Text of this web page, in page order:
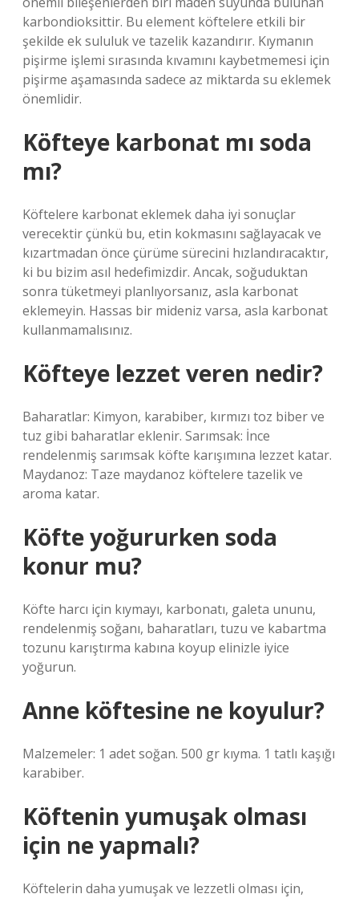
karbondioksittir. Bu element köftelere etkili bir
şekilde ek sululuk ve tazelik kazandırır. Kıymanın
pişirme işlemi sırasında kıvamını kaybetmemesi için
pişirme aşamasında sadece az miktarda su eklemek
önemlidir.
Köfteye karbonat mı soda
mı?
Köftelere karbonat eklemek daha iyi sonuçlar
verecektir çünkü bu, etin kokmasını sağlayacak ve
kızartmadan önce çürüme sürecini hızlandıracaktır,
ki bu bizim asıl hedefimizdir. Ancak, soğuduktan
sonra tüketmeyi planlıyorsanız, asla karbonat
eklemeyin. Hassas bir mideniz varsa, asla karbonat
kullanmamalısınız.
Köfteye lezzet veren nedir?
Baharatlar: Kimyon, karabiber, kırmızı toz biber ve
tuz gibi baharatlar eklenir. Sarımsak: İnce
rendelenmiş sarımsak köfte karışımına lezzet katar.
Maydanoz: Taze maydanoz köftelere tazelik ve
aroma katar.
Köfte yoğururken soda
konur mu?
Köfte harcı için kıymayı, karbonatı, galeta ununu,
rendelenmiş soğanı, baharatları, tuzu ve kabartma
tozunu karıştırma kabına koyup elinizle iyice
yoğurun.
Anne köftesine ne koyulur?
Malzemeler: 1 adet soğan. 500 gr kıyma. 1 tatlı kaşığı
karabiber.
Köftenin yumuşak olması
için ne yapmalı?
Köftelerin daha yumuşak ve lezzetli olması için,